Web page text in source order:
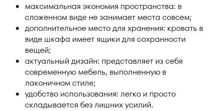
максимальная экономия пространства: в
сложенном виде не занимает места совсем;
дополнительное место для хранения: кровать в
виде шкафа имеет ящики для сохранности
вещей;
актуальный дизайн: представляет из себя
современную мебель, выполненную в
лаконичном стиле;
удобство использования: легко и просто
складывается без лишних усилий.